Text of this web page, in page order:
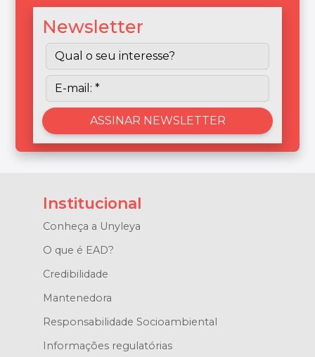
Newsletter
Institucional
Conheça a Unyleya
O que é EAD?
Credibilidade
Mantenedora
Responsabilidade Socioambiental
Informações regulatórias